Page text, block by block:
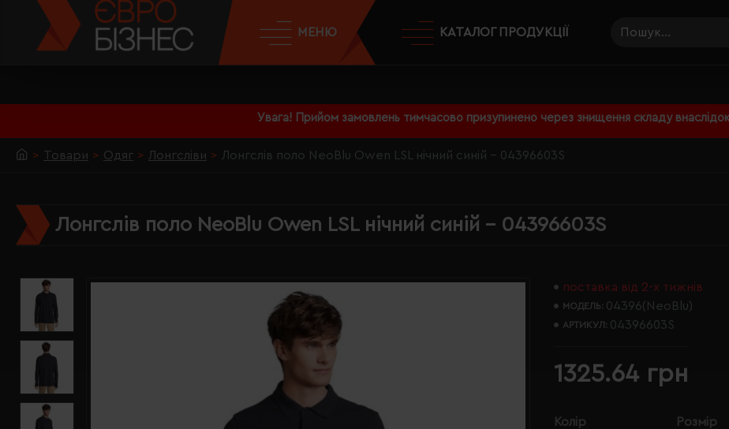
Увага! Прийом замовлень тимчасово призупинено через знищення складу
МЕНЮ КАТАЛОГ ПРОДУКЦІЇ
Товари Одяг Лонгсліви Лонгслів поло NeoBlu Owen LSL нічний синій - 04396603S
Лонгслів поло NeoBlu Owen LSL нічний синій - 04396603S
поставка від 2-х тижнів
МОДЕЛЬ: 04396(NeoBlu)
АРТИКУЛ: 04396603S
1325.64 грн
Колір Розмір